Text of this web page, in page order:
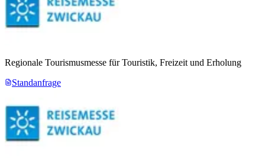
Regionale Tourismusmesse für Touristik, Freizeit und Erholung
Standanfrage